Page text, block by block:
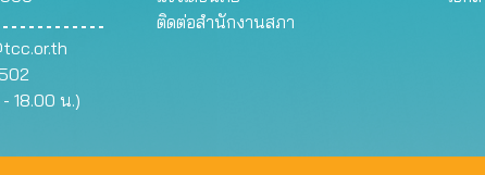
18.00 น.)
ติดต่อสำนักงานสภา